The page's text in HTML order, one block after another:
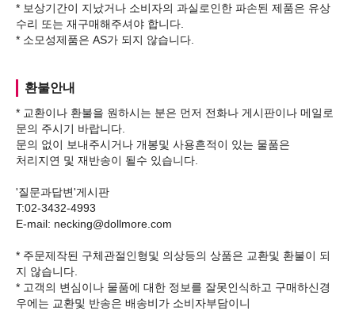
* 보상기간이 지났거나 소비자의 과실로인한 파손된 제품은 유상
수리 또는 재구매해주셔야 합니다.
환불안내
* 교환이나 환불을 원하시는 분은 먼저 전화나 게시판이나 메일로
문의 주시기 바랍니다.
문의 없이 보내주시거나 개봉및 사용흔적이 있는 물품은
처리지연 및 재반송이 될수 있습니다.
'질문과답변'게시판
T:02-3432-4993
E-mail: necking@dollmore.com
* 주문제작된 구체관절인형및 의상등의 상품은 교환및 환불이 되
지 않습니다.
* 고객의 변심이나 물품에 대한 정보를 잘못인식하고 구매하신경
우에는 교환및 반송은 배송비가 소비자부담이니